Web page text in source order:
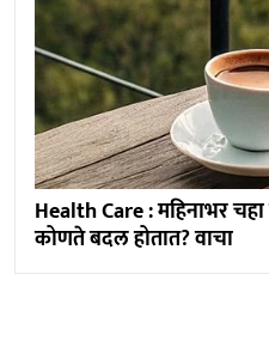
Health Care : महिनाभर
कोणते बदल होतात? वाचा